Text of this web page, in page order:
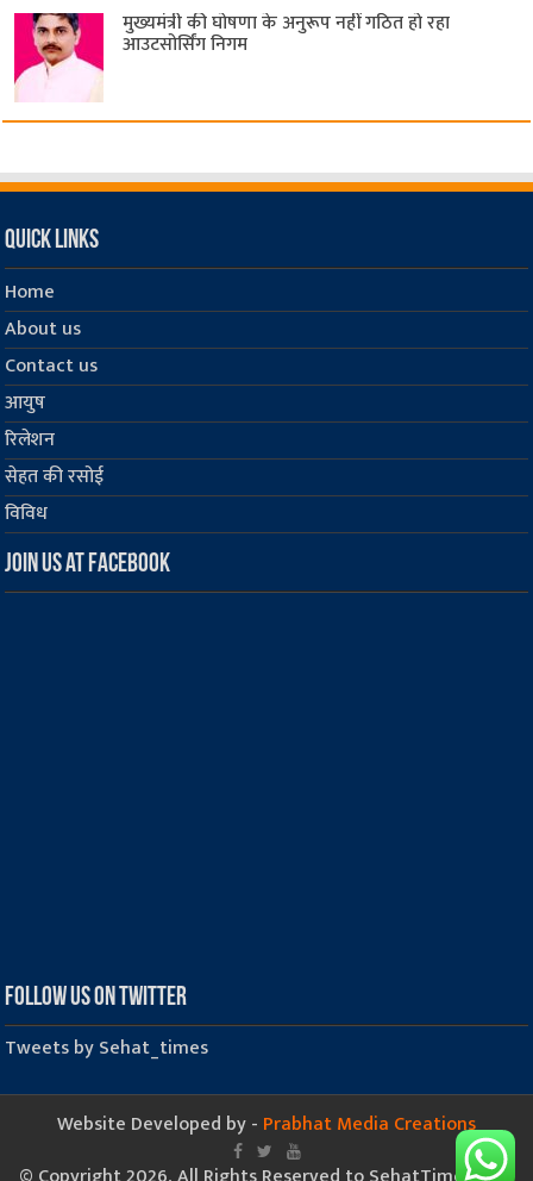
मुख्यमंत्री की घोषणा के अनुरूप नहीं गठित हो रहा
आउटसोर्सिंग निगम
Quick Links
Home
About us
Contact us
आयुष
रिलेशन
सेहत की रसोई
विविध
Join us at Facebook
Follow us on Twitter
Tweets by Sehat_times
Website Developed by - Prabhat Media Creations